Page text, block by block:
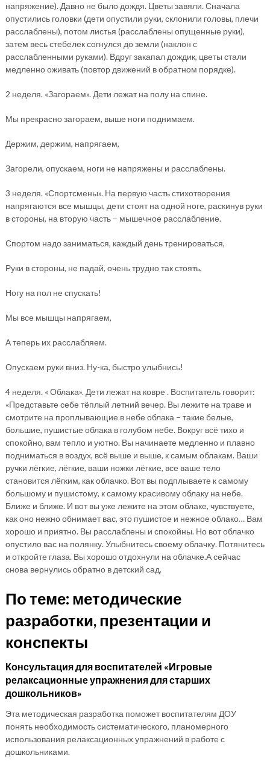
напряжение). Давно не было дождя. Цветы завяли. Сначала
опустились головки (дети опустили руки, склонили головы, плечи
расслаблены), потом листья (расслаблены опущенные руки),
затем весь стебелек согнулся до земли (наклон с
расслабленными руками). Вдруг закапал дождик, цветы стали
медленно оживать (повтор движений в обратном порядке).
2 неделя. «Загораем». Дети лежат на полу на спине.
Мы прекрасно загораем, выше ноги поднимаем.
Держим, держим, напрягаем,
Загорели, опускаем, ноги не напряжены и расслаблены.
3 неделя. «Спортсмены». На первую часть стихотворения
напрягаются все мышцы, дети стоят на одной ноге, раскинув руки
в стороны, на вторую часть – мышечное расслабление.
Спортом надо заниматься, каждый день тренироваться,
Руки в стороны, не падай, очень трудно так стоять,
Ногу на пол не спускать!
Мы все мышцы напрягаем,
А теперь их расслабляем.
Опускаем руки вниз. Ну-ка, быстро улыбнись!
4 неделя. « Облака». Дети лежат на ковре . Воспитатель говорит:
«Представьте себе тёплый летний вечер. Вы лежите на траве и
смотрите на проплывающие в небе облака – такие белые,
большие, пушистые облака в голубом небе. Вокруг всё тихо и
спокойно, вам тепло и уютно. Вы начинаете медленно и плавно
подниматься в воздух, всё выше и выше, к самым облакам. Ваши
ручки лёгкие, лёгкие, ваши ножки лёгкие, все ваше тело
становится лёгким, как облачко. Вот вы подплываете к самому
большому и пушистому, к самому красивому облаку на небе.
Ближе и ближе. И вот вы уже лежите на этом облаке, чувствуете,
как оно нежно обнимает вас, это пушистое и нежное облако… Вам
хорошо и приятно. Вы расслаблены и спокойны. Но вот облачко
опустило вас на полянку. Улыбнитесь своему облачку. Потянитесь
и откройте глаза. Вы хорошо отдохнули на облачке.А сейчас
снова вернулись обратно в детский сад.
По теме: методические
разработки, презентации и
конспекты
Консультация для воспитателей «Игровые
релаксационные упражнения для старших
дошкольников»
Эта методическая разработка поможет воспитателям ДОУ
понять необходимость систематического, планомерного
использования релаксационных упражнений в работе с
дошкольниками.